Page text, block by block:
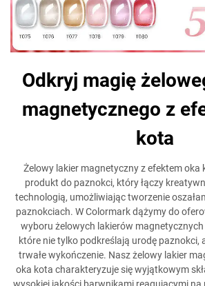
Odkryj magię
magnetycznego z
kota
Żelowy lakier magnetyczny z efektem oka
produkt do paznokci, który łączy
technologią, umożliwiając tworzenie
paznokciach. W Colormark dążymy do
wyboru żelowych lakierów
które nie tylko podkreślają urodę paznokci,
trwałe wykończenie. Nasz żelowy lakier
oka kota charakteryzuje się wyjątkowym